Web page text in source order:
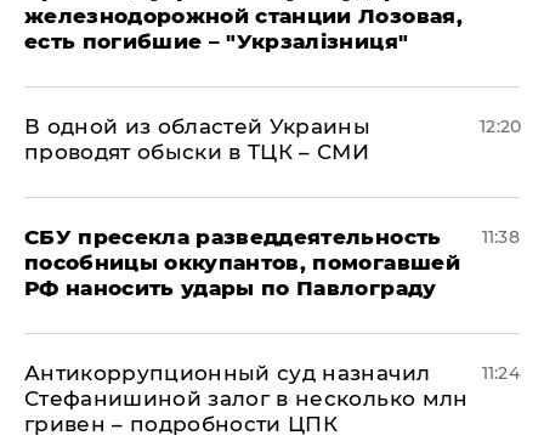
железнодорожной станции Лозовая,
есть погибшие – "Укрзалізниця"
В одной из областей Украины
проводят обыски в ТЦК – СМИ
12:20
СБУ пресекла разведдеятельность
пособницы оккупантов, помогавшей
РФ наносить удары по Павлограду
11:38
Антикоррупционный суд назначил
Стефанишиной залог в несколько млн
гривен – подробности ЦПК
11:24